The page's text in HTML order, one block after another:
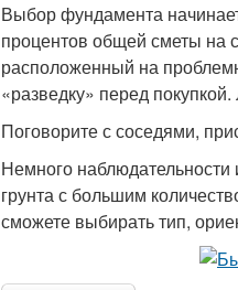
Выбор фундамента
процентов общей сметы на
расположенный на
«разведку» перед
Поговорите с соседями,
Немного
грунта с большим
сможете выбирать тип,